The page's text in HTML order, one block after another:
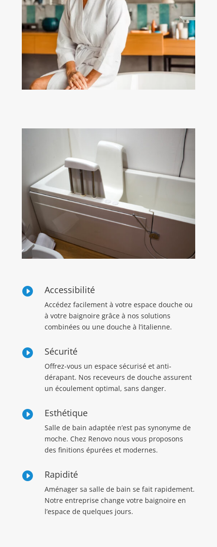
 Accessibilité
Accédez facilement à votre espace douche ou
à votre baignoire grâce à nos solutions
combinées ou une douche à l’italienne.
 Sécurité
Offrez-vous un espace sécurisé et anti-
dérapant. Nos receveurs de douche assurent
un écoulement optimal, sans danger.
 Esthétique
Salle de bain adaptée n’est pas synonyme de
moche. Chez Renovo nous vous proposons
des finitions épurées et modernes.
 Rapidité
Aménager sa salle de bain se fait rapidement.
Notre entreprise change votre baignoire en
l’espace de quelques jours.